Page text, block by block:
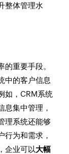
整体管理水
重要手段。
中的客户信息
如，CRM系统
息集中管理，
理系统还能够
行为和需求，
企业可以大幅